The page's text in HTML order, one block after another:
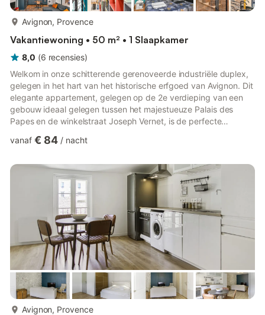
Avignon, Provence
Vakantiewoning • 50 m² • 1 Slaapkamer
8,0 (6 recensies)
Welkom in onze schitterende gerenoveerde industriële duplex,
gelegen in het hart van het historische erfgoed van Avignon. Dit
elegante appartement, gelegen op de 2e verdieping van een
gebouw ideaal gelegen tussen het majestueuze Palais des
Papes en de winkelstraat Joseph Vernet, is de perfecte
wordt u betoverd door de slimme mix van industriële stijl en
verwelkomt u, verfraaid met een comfortabele slaapbank en
een houten en metalen salontafel, tegenover een televisie voor
vanaf € 84 / nacht
Avignon, Provence